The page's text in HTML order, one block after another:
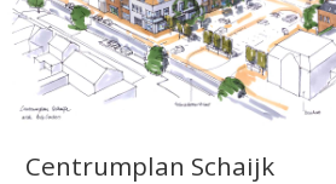
Centrumplan Schaijk